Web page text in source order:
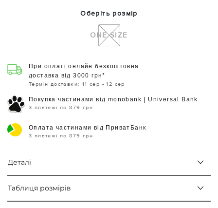
Оберіть розмір
ONE SIZE
При оплаті онлайн безкоштовна
доставка від 3000 грн*
Термін доставки: 11 сер - 12 сер
Покупка частинами від monobank | Universal Bank
3 платежі по 879 грн
Оплата частинами від ПриватБанк
3 платежі по 879 грн
Деталі
Таблиця розмірів